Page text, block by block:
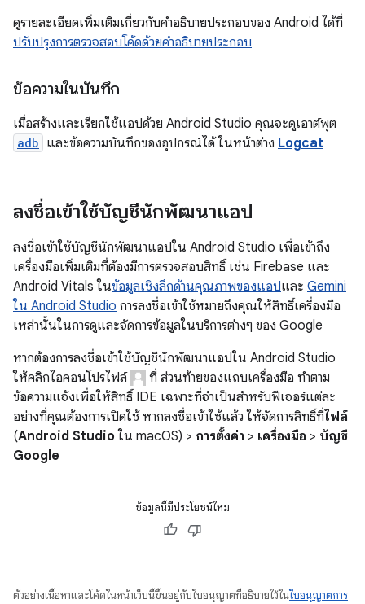
ดูรายละเอียดเพิ่มเติมเกี่ยวกับคำอธิบายประกอบของ Android ได้ที่
ปรับปรุงการตรวจสอบโค้ดด้วยคำอธิบายประกอบ
ข้อความในบันทึก
เมื่อสร้างและเรียกใช้แอปด้วย Android Studio คุณจะดูเอาต์พุต
adb และข้อความบันทึกของอุปกรณ์ได้ ในหน้าต่าง Logcat
ลงชื่อเข้าใช้บัญชีนักพัฒนาแอป
ลงชื่อเข้าใช้บัญชีนักพัฒนาแอปใน Android Studio เพื่อเข้าถึง
เครื่องมือเพิ่มเติมที่ต้องมีการตรวจสอบสิทธิ์ เช่น Firebase และ
Android Vitals ในข้อมูลเชิงลึกด้านคุณภาพของแอปและ Gemini
ใน Android Studio การลงชื่อเข้าใช้หมายถึงคุณให้สิทธิ์เครื่องมือ
เหล่านั้นในการดูและจัดการข้อมูลในบริการต่างๆ ของ Google
หากต้องการลงชื่อเข้าใช้บัญชีนักพัฒนาแอปใน Android Studio
ให้คลิกไอคอนโปรไฟล์
ที่ ส่วนท้ายของแถบเครื่องมือ ทำตาม
ข้อความแจ้งเพื่อให้สิทธิ์ IDE เฉพาะที่จำเป็นสำหรับฟีเจอร์แต่ละ
อย่างที่คุณต้องการเปิดใช้ หากลงชื่อเข้าใช้แล้ว ให้จัดการสิทธิ์ที่ไฟล์
(Android Studio ใน macOS) > การตั้งค่า > เครื่องมือ > บัญชี
Google
ข้อมูลนี้มีประโยชน์ไหม
ตัวอย่างเนื้อหาและโค้ดในหน้าเว็บนี้ขึ้นอยู่กับใบอนุญาตที่อธิบายไว้ในใบอนุญาตการ